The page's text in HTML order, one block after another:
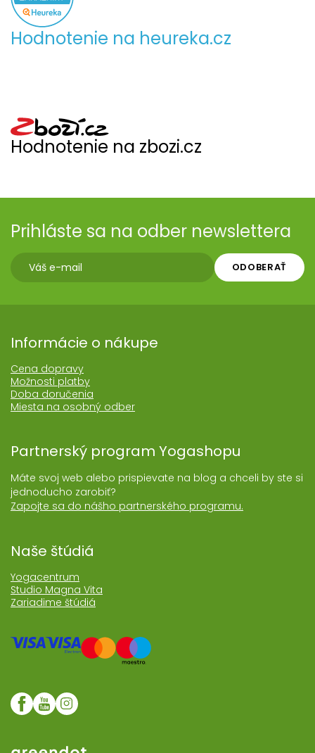
Hodnotenie na heureka.cz
Hodnotenie na zbozi.cz
Prihláste sa na odber newslettera
ODOBERAŤ
Informácie o nákupe
Cena dopravy
Možnosti platby
Doba doručenia
Miesta na osobný odber
Partnerský program Yogashopu
Máte svoj web alebo prispievate na blog a chceli by ste si
jednoducho zarobiť?
Zapojte sa do nášho partnerského programu.
Naše štúdiá
Yogacentrum
Studio Magna Vita
Zariadime štúdiá